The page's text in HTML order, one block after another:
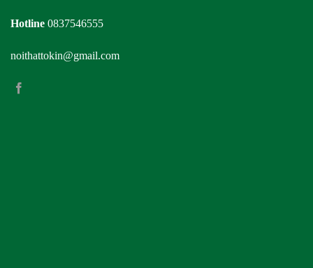
Hotline 0837546555
noithattokin@gmail.com